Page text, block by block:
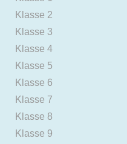
Klasse 2
Klasse 3
Klasse 4
Klasse 5
Klasse 6
Klasse 7
Klasse 8
Klasse 9